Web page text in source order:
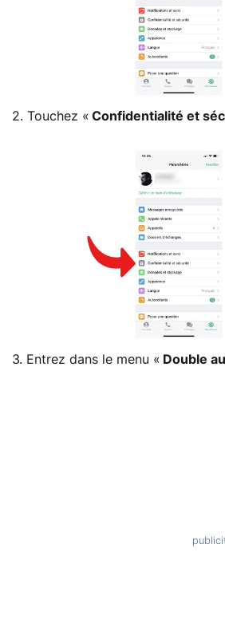
2. Touchez « Confidentialité et
3. Entrez dans le menu « Double